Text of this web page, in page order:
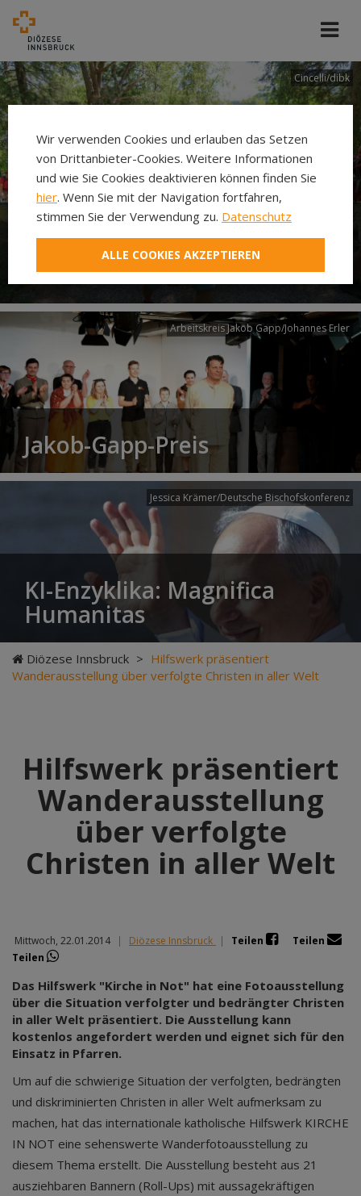
Cincelli/dibk
Neuer Pilgerweg Via
Laudato si’
Arbeitskreis Jakob Gapp/Johannes Erler
Jakob-Gapp-Preis
Jessica Krämer/Deutsche Bischofskonferenz
KI-Enzyklika: Magnifica
Humanitas
Diözese Innsbruck > Hilfswerk präsentiert
Wanderausstellung über verfolgte Christen in aller Welt
Hilfswerk präsentiert
Wanderausstellung
über verfolgte
Christen in aller Welt
Mittwoch, 22.01.2014 | Diözese Innsbruck | Teilen
Teilen
Teilen
Das Hilfswerk "Kirche in Not" hat eine Fotoausstellung
über die Situation verfolgter und bedrängter Christen
in aller Welt präsentiert. Die Ausstellung kann
kostenlos angefordert werden und eignet sich für den
Einsatz in Pfarren.
Um auf die schwierige Situation der verfolgten, bedrängten
und diskriminierten Christen in aller Welt aufmerksam zu
machen, hat das internationale katholische Hilfswerk KIRCHE
IN NOT eine sehenswerte Wanderfotoausstellung zu
diesem Thema erstellt. Die Ausstellung besteht aus 21
ausziehbaren Bannern (Roll-Ups) mit aussagekräftigen
Wir verwenden Cookies und erlauben das Setzen
von Drittanbieter-Cookies. Weitere Informationen
und wie Sie Cookies deaktivieren können finden Sie
hier. Wenn Sie mit der Navigation fortfahren,
stimmen Sie der Verwendung zu. Datenschutz
ALLE COOKIES AKZEPTIEREN